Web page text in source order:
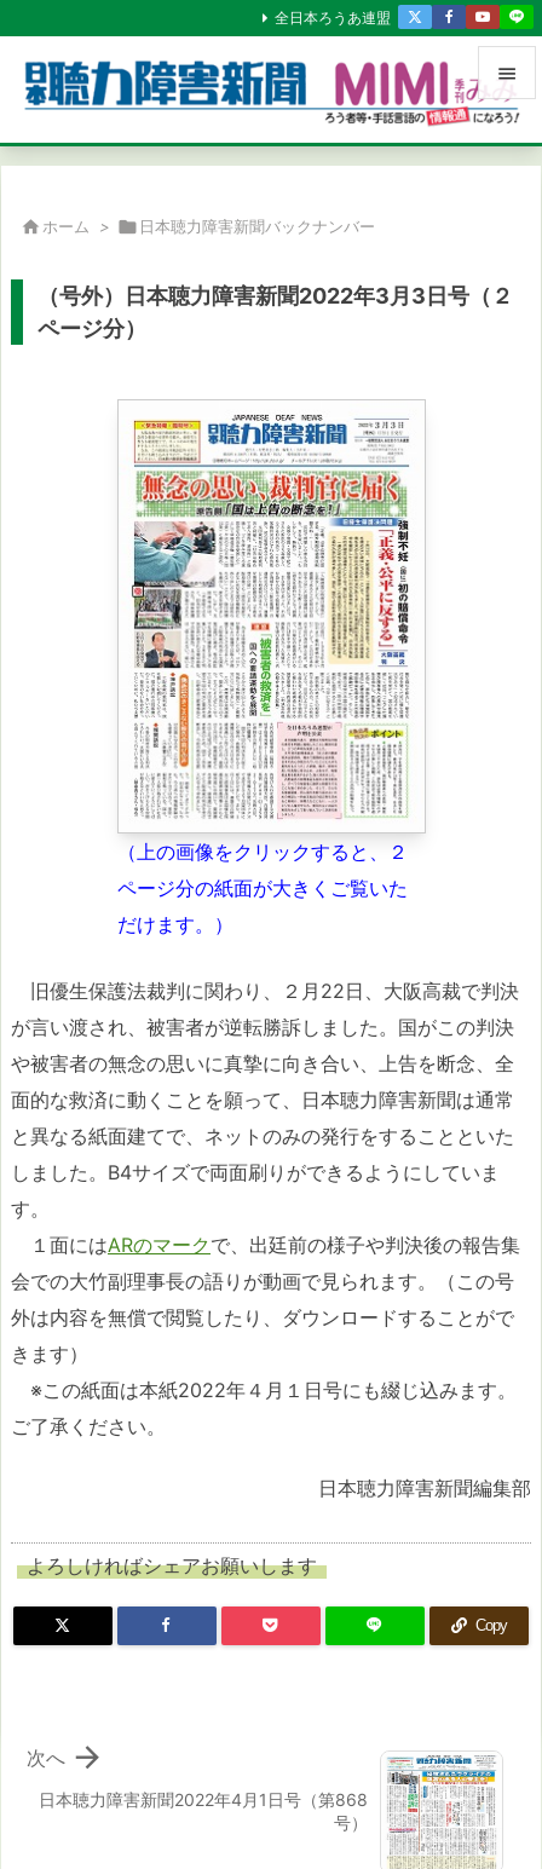


メニュ

全日本ろうあ連盟
 ホーム >  日本聴力障害新聞バックナンバー
（号外）日本聴力障害新聞2022年3月3日号（２
ページ分）
（上の画像をクリックすると、２
ページ分の紙面が大きくご覧いた
だけます。）
旧優生保護法裁判に関わり、２月22日、大阪高裁で判決
が言い渡され、被害者が逆転勝訴しました。国がこの判決
や被害者の無念の思いに真摯に向き合い、上告を断念、全
面的な救済に動くことを願って、日本聴力障害新聞は通常
と異なる紙面建てで、ネットのみの発行をすることといた
しました。B4サイズで両面刷りができるようにしていま
す。
１面にはARのマーク で、出廷前の様子や判決後の報告集
会での大竹副理事長の語りが動画で見られます。（この号
外は内容を無償で閲覧したり、ダウンロードすることがで
きます）
※この紙面は本紙2022年４月１日号にも綴じ込みます。
ご了承ください。
日本聴力障害新聞編集部
よろしければシェアお願いします
Copy
日本聴力障害新聞2022年4月1日号（第868
号）

次へ